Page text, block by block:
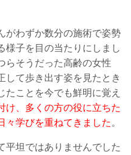
がわずか数分の施術で姿勢
様子を目の当たりにしまし
らそうだった高齢の女性
して歩き出す姿を見たとき
たことを今でも鮮明に覚え
け、多くの方の役に立ちた
々学びを重ねてきました 。
平坦ではありませんでした